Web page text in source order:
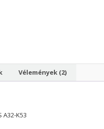
Vélemények (2)
K53